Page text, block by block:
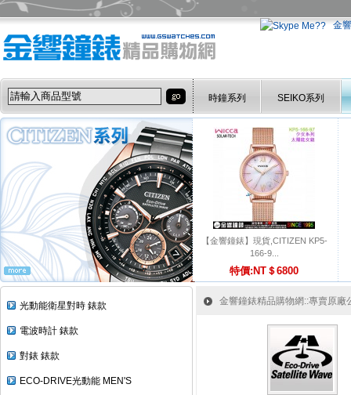
金
時鐘系列 SEIKO系列
【金響鐘錶】現貨,CITIZEN KP5-
166-9...
特價:NT＄6800
光動能衛星對時 錶款
電波時計 錶款
對錶 錶款
ECO-DRIVE光動能 MEN'S
金響鐘錶精品購物網::專賣原廠